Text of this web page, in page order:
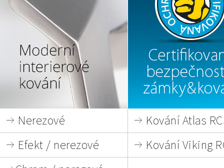
Nerezové
Efekt / nerezové
Kování Atlas
Kování Viking